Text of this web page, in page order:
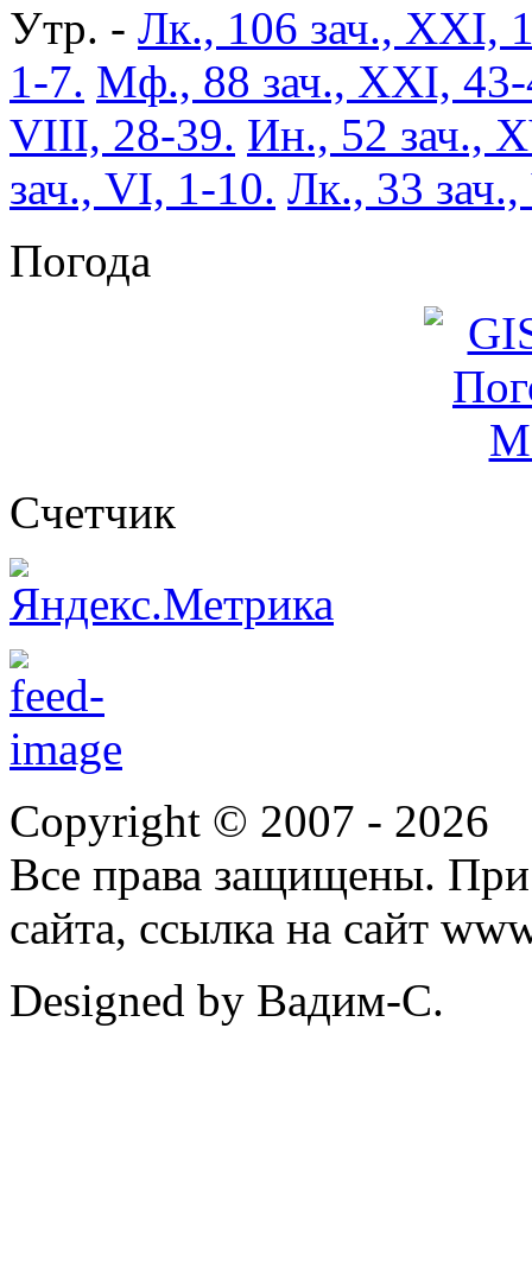
Утр. - Лк., 106 зач., XXI,
1-7. Мф., 88 зач., XXI,
VIII, 28-39. Ин., 52 зач.,
зач., VI, 1-10. Лк., 33
Погода
Cчетчик
Copyright © 2007 - 2026
Все права защищены. При
сайта, ссылка на сайт
Designed by Вадим-С.